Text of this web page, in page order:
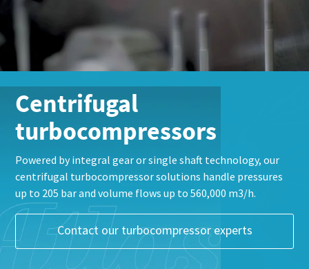
Centrifugal
turbocompressors
Powered by integral gear or single shaft technology, our
centrifugal turbocompressor solutions handle pressures
up to 205 bar and volume flows up to 560,000 m3/h.
Contact our turbocompressor experts